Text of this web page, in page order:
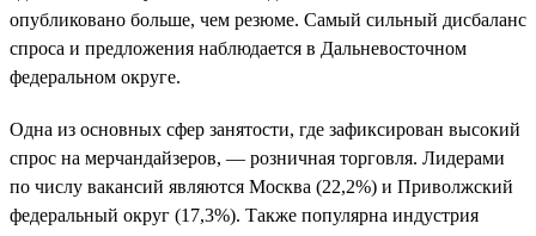
опубликовано больше, чем резюме. Самый сильный дисбаланс
спроса и предложения наблюдается в Дальневосточном
федеральном округе.
Одна из основных сфер занятости, где зафиксирован высокий
спрос на мерчандайзеров, — розничная торговля. Лидерами
по числу вакансий являются Москва (22,2%) и Приволжский
федеральный округ (17,3%). Также популярна индустрия